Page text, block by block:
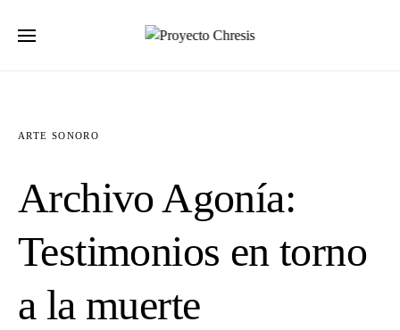
ARTE SONORO
Archivo Agonía:
Testimonios en torno
a la muerte